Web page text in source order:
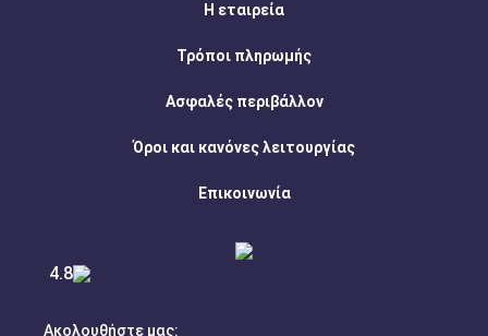
4.8
Η εταιρεία
Τρόποι πληρωμής
Ασφαλές περιβάλλον
Όροι και κανόνες λειτουργίας
Επικοινωνία
Ακολουθήστε μας: